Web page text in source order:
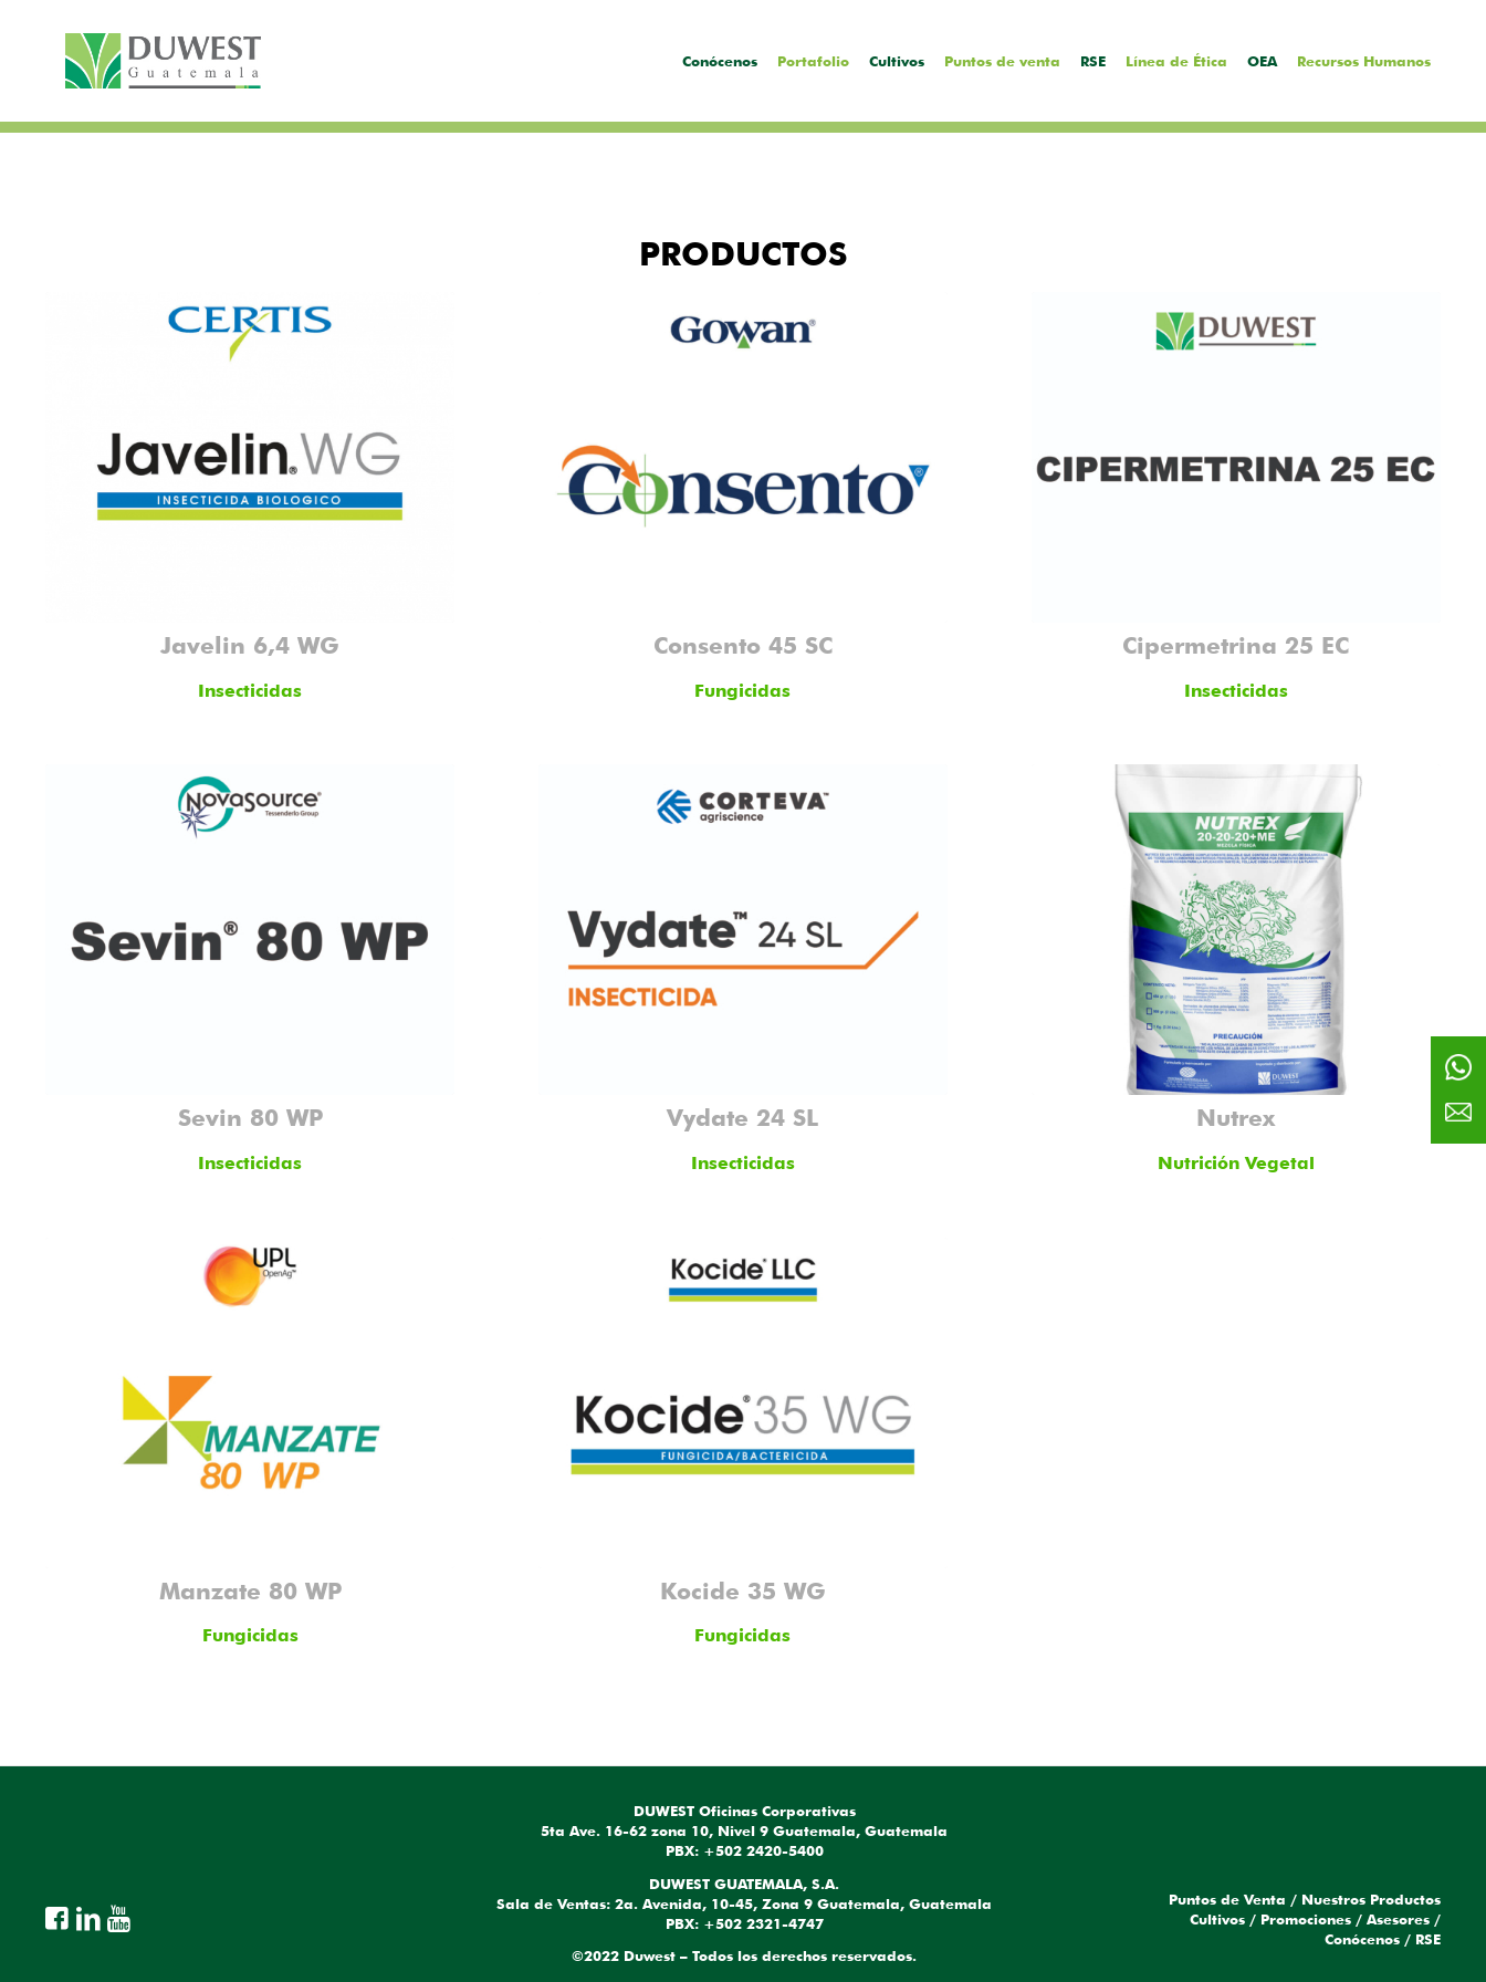
Conócenos Portafolio Cultivos Puntos de venta RSE Línea de Ética OEA Recursos Humanos
PRODUCTOS
Javelin 6,4 WG
Insecticidas
Consento 45 SC
Fungicidas
Cipermetrina 25 EC
Insecticidas
Sevin 80 WP
Insecticidas
Vydate 24 SL
Insecticidas
Nutrex
Nutrición Vegetal
Manzate 80 WP
Fungicidas
Kocide 35 WG
Fungicidas
DUWEST Oficinas Corporativas
5ta Ave. 16-62 zona 10, Nivel 9 Guatemala, Guatemala
PBX: +502 2420-5400
DUWEST GUATEMALA, S.A.
Sala de Ventas: 2a. Avenida, 10-45, Zona 9 Guatemala, Guatemala
PBX: +502 2321-4747
©2022 Duwest – Todos los derechos reservados.
Puntos de Venta / Nuestros Productos
Cultivos / Promociones / Asesores /
Conócenos / RSE